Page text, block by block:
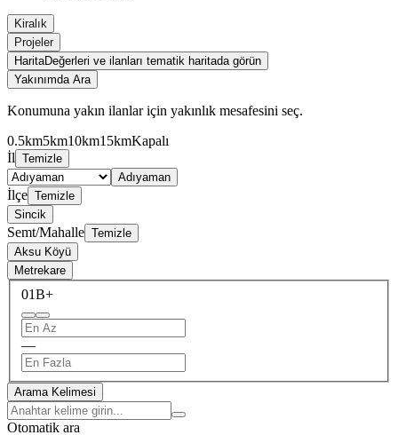
Kiralık
Projeler
HaritaDeğerleri ve ilanları tematik haritada görün
Yakınımda Ara
Konumuna yakın ilanlar için yakınlık mesafesini seç.
0.5km5km10km15kmKapalı
İl Temizle
Adıyaman
İlçe Temizle
Sincik
Semt/Mahalle Temizle
Aksu Köyü
Metrekare
01B+
—
Arama Kelimesi
Otomatik ara